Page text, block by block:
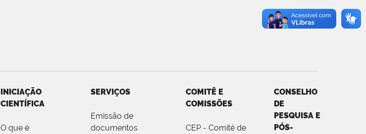
INICIAÇÃO
CIENTÍFICA
O que é
SERVIÇOS
Emissão de
documentos
COMITÊ E
COMISSÕES
CEP - Comitê de
CONSELHO
DE
PESQUISA E
PÓS-